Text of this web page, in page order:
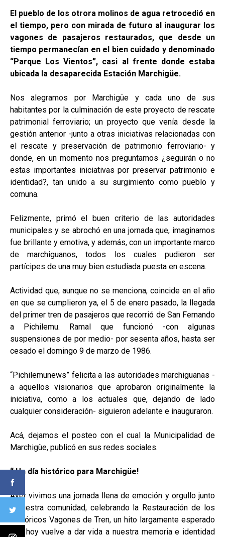
El pueblo de los otrora molinos de agua retrocedió en
el tiempo, pero con mirada de futuro al inaugurar los
vagones de pasajeros restaurados, que desde un
tiempo permanecían en el bien cuidado y denominado
“Parque Los Vientos”, casi al frente donde estaba
ubicada la desaparecida Estación Marchigüe.
Nos alegramos por Marchigüe y cada uno de sus
habitantes por la culminación de este proyecto de rescate
patrimonial ferroviario; un proyecto que venía desde la
gestión anterior -junto a otras iniciativas relacionadas con
el rescate y preservación de patrimonio ferroviario- y
donde, en un momento nos preguntamos ¿seguirán o no
estas importantes iniciativas por preservar patrimonio e
identidad?, tan unido a su surgimiento como pueblo y
comuna.
Felizmente, primó el buen criterio de las autoridades
municipales y se abrochó en una jornada que, imaginamos
fue brillante y emotiva, y además, con un importante marco
de marchiguanos, todos los cuales pudieron ser
partícipes de una muy bien estudiada puesta en escena.
Actividad que, aunque no se menciona, coincide en el año
en que se cumplieron ya, el 5 de enero pasado, la llegada
del primer tren de pasajeros que recorrió de San Fernando
a Pichilemu. Ramal que funcionó -con algunas
suspensiones de por medio- por sesenta años, hasta ser
cesado el domingo 9 de marzo de 1986.
“Pichilemunews” felicita a las autoridades marchiguanas -
a aquellos visionarios que aprobaron originalmente la
iniciativa, como a los actuales que, dejando de lado
cualquier consideración- siguieron adelante e inauguraron.
Acá, dejamos el posteo con el cual la Municipalidad de
Marchigüe, publicó en sus redes sociales.
“¡Un día histórico para Marchigüe!
Ayer vivimos una jornada llena de emoción y orgullo junto
a nuestra comunidad, celebrando la Restauración de los
Históricos Vagones de Tren, un hito largamente esperado
que hoy vuelve a dar vida a nuestra memoria e identidad